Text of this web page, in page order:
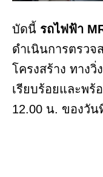
บัดนี้ รถไฟฟ้า
ดำเนินการตรวจ
โครงสร้าง ทางวิ่
เรียบร้อยและพร้
12.00 น. ของวั